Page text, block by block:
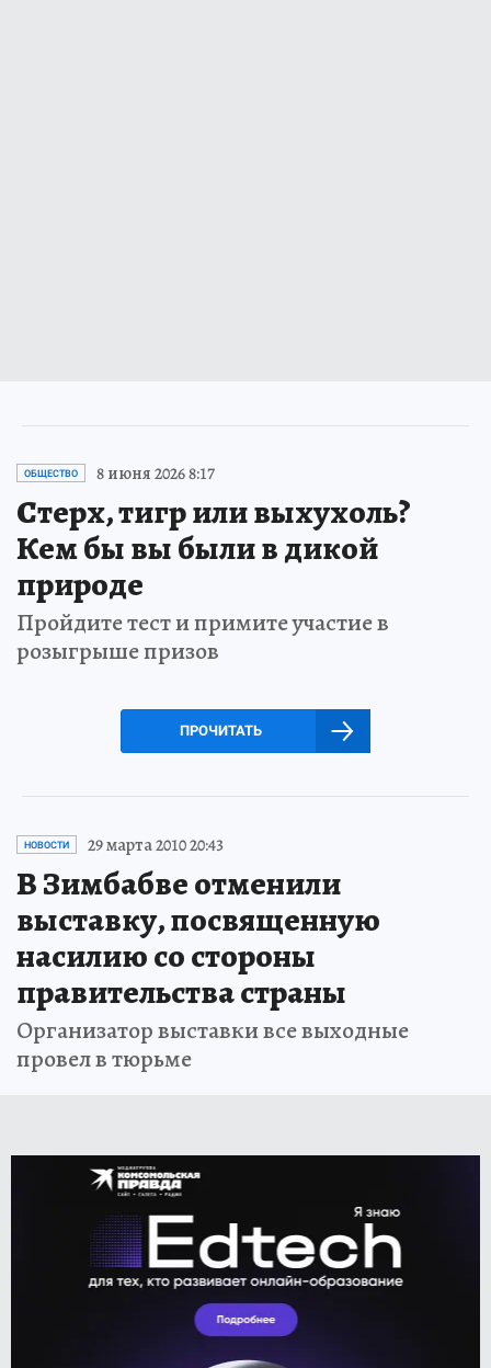
ОБЩЕСТВО 8 июня 2026 8:17
Стерх, тигр или выхухоль?
Кем бы вы были в дикой
природе
Пройдите тест и примите участие в
розыгрыше призов
ПРОЧИТАТЬ
НОВОСТИ 29 марта 2010 20:43
В Зимбабве отменили
выставку, посвященную
насилию со стороны
правительства страны
Организатор выставки все выходные
провел в тюрьме